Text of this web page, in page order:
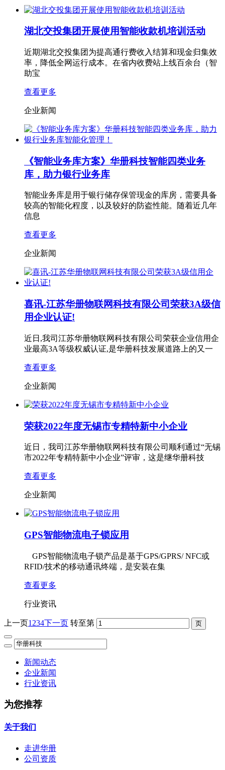
湖北交投集团开展使用智能收款机培训活动
近期湖北交投集团为提高通行费收入结算和现金归集效
率，降低全网运行成本。在省内收费站上线百余台（智
助宝
查看更多
企业新闻
《智能业务库方案》华册科技智能四类业务
库，助力银行业务库
智能业务库是用于银行储存保管现金的库房，需要具备
较高的智能化程度，以及较好的防盗性能。随着近几年
信息
查看更多
企业新闻
喜讯-江苏华册物联网科技有限公司荣获3A级信
用企业认证!
近日,我司江苏华册物联网科技有限公司荣获企业信用企
业最高3A等级权威认证,是华册科技发展道路上的又一
查看更多
企业新闻
荣获2022年度无锡市专精特新中小企业
近日，我司江苏华册物联网科技有限公司顺利通过“无锡
市2022年专精特新中小企业”评审，这是继华册科技
查看更多
企业新闻
GPS智能物流电子锁应用
GPS智能物流电子锁产品是基于GPS/GPRS/ NFC或
RFID/技术的移动通讯终端，是安装在集
查看更多
行业资讯
上一页1 234下一页 转至第
新闻动态
企业新闻
行业资讯
为您推荐
关于我们
走进华册
公司资质